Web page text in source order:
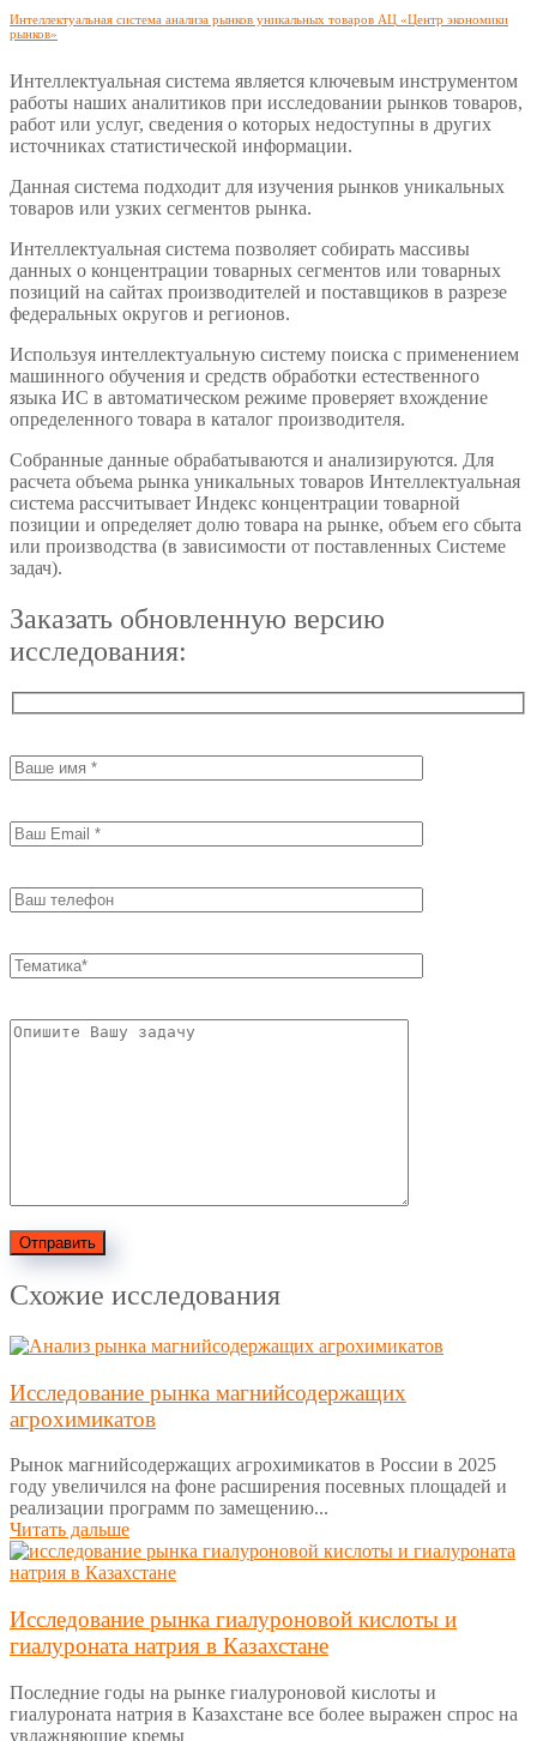
Интеллектуальная система анализа рынков уникальных товаров АЦ «Центр экономики
рынков»
Интеллектуальная система является ключевым инструментом
работы наших аналитиков при исследовании рынков товаров,
работ или услуг, сведения о которых недоступны в других
источниках статистической информации.
Данная система подходит для изучения рынков уникальных
товаров или узких сегментов рынка.
Интеллектуальная система позволяет собирать массивы
данных о концентрации товарных сегментов или товарных
позиций на сайтах производителей и поставщиков в разрезе
федеральных округов и регионов.
Используя интеллектуальную систему поиска с применением
машинного обучения и средств обработки естественного
языка ИС в автоматическом режиме проверяет вхождение
определенного товара в каталог производителя.
Собранные данные обрабатываются и анализируются. Для
расчета объема рынка уникальных товаров Интеллектуальная
система рассчитывает Индекс концентрации товарной
позиции и определяет долю товара на рынке, объем его сбыта
или производства (в зависимости от поставленных Системе
задач).
Заказать обновленную версию
исследования:
Отправить
Схожие исследования
Исследование рынка магнийсодержащих
агрохимикатов
Рынок магнийсодержащих агрохимикатов в России в 2025
году увеличился на фоне расширения посевных площадей и
реализации программ по замещению...
Читать дальше
Исследование рынка гиалуроновой кислоты и
гиалуроната натрия в Казахстане
Последние годы на рынке гиалуроновой кислоты и
гиалуроната натрия в Казахстане все более выражен спрос на
увлажняющие кремы